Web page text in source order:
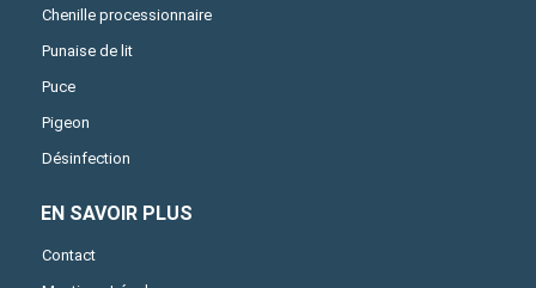
Chenille processionnaire
Punaise de lit
Puce
Pigeon
Désinfection
EN SAVOIR PLUS
Contact